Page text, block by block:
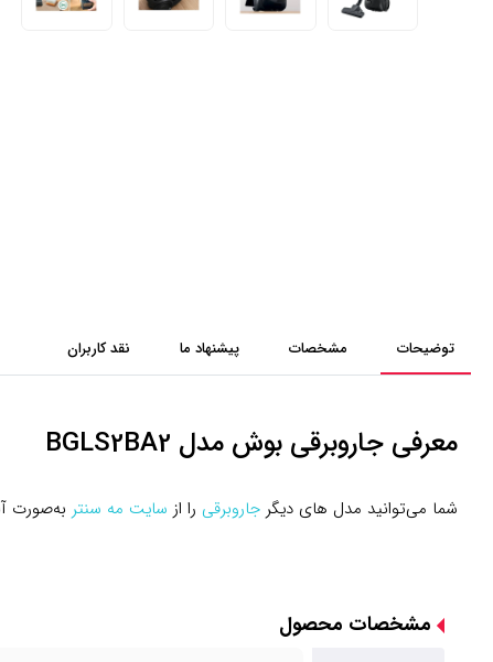
توضیحات مشخصات پیشنهاد ما نقد کاربران
معرفی جاروبرقی بوش مدل BGLS2BA2
شما می‌توانید مدل های دیگر جاروبرقی را از سایت مه سنتر به‌صورت
مشخصات محصول